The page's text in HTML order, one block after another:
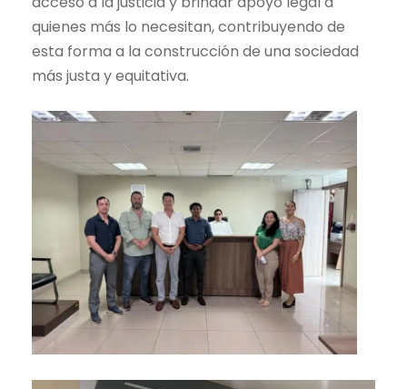
quienes más lo necesitan, contribuyendo de
esta forma a la construcción de una sociedad
más justa y equitativa.